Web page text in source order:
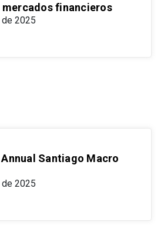
financieros
2025
Santiago Macro
2025